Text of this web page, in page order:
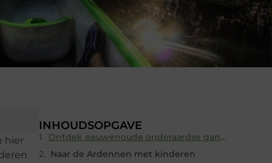
hier
INHOUDSOPGAVE
Ontdek eeuwenoude onderaardse gangen
Naar de Ardennen met kinderen